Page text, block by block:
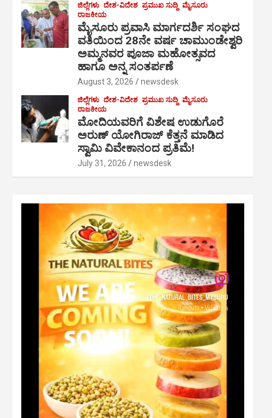
ಜಿಲ್ಲೆಗಳು ದೇಶ-ವಿದೇಶ ಪ್ರಮುಖ ಸುದ್ದಿ ಮೈಸೂರು
ರಾಜಕೀಯ
ಮೈಸೂರು ಪ್ರವಾಸಿ ಮಾರ್ಗದರ್ಶಿ ಸಂಘದ
ವತಿಯಿಂದ 28ನೇ ವರ್ಷ ಚಾಮುಂಡೇಶ್ವರಿ
ಅಮ್ಮನವರ ಪೂಜಾ ಮಹೋತ್ಸವದ
ಹಾಗೂ ಅನ್ನ ಸಂತರ್ಪಣೆ
August 3, 2026 newsdesk
ಜಿಲ್ಲೆಗಳು ದೇಶ-ವಿದೇಶ ಪ್ರಮುಖ ಸುದ್ದಿ ಮೈಸೂರು
ರಾಜಕೀಯ
ಮೋದಿಯವರಿಗೆ ವಿಶೇಷ ಉಡುಗೊರೆ
ಅರುಣ್ ಯೋಗಿರಾಜ್ ಕೆತ್ತನೆ ಮಾಡಿದ
ಸ್ವಾಮಿ ವಿವೇಕಾನಂದ ಪ್ರತಿಮೆ!
July 31, 2026 newsdesk